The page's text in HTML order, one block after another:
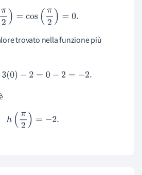
f (π 2)= cos( π 2)= 0.
trovato nella funzione più
g(0)=3 (0 −2=0 −2 =− 2.
h(π 2 =− 2.